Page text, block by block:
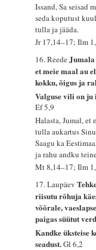
Issand, Sa seisad
seda koputust
tulla ja jääda.
Jr 17,14–17; Ilm
16. ReedeJumala
et meie maal au
kokku, õigus ja
Valguse vili on ju
Ef 5,9
Halasta, Jumal, et
tulla aukartus
Saagu ka
ja rahu andku
Mt 8,14–17; Ilm
17. Laupäev
riisutu rõhuja
võõrale,
paigas süütut
Kandke üksteise
seadust.Gl 6,2